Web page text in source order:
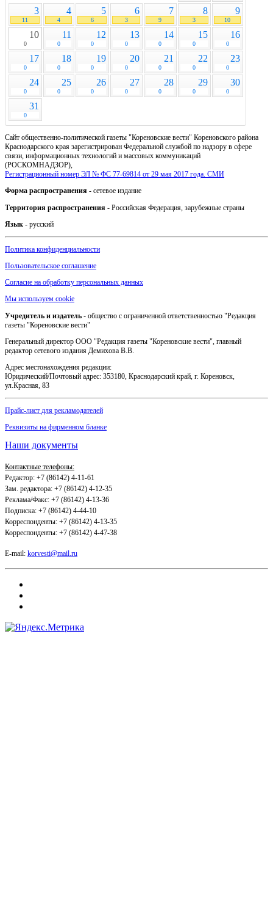
3
11
4
4
5
6
6
3
7
9
8
3
9
10
10
0
11
0
12
0
13
0
14
0
15
0
16
0
17
0
18
0
19
0
20
0
21
0
22
0
23
0
24
0
25
0
26
0
27
0
28
0
29
0
30
0
31
0
Сайт общественно-политической газеты "Кореновские вести" Кореновского района
Краснодарского края зарегистрирован Федеральной службой по надзору в сфере
связи, информационных технологий и массовых коммуникаций
(РОСКОМНАДЗОР),
Регистрационный номер ЭЛ № ФС 77-69814 от 29 мая 2017 года. СМИ
Форма распространения - сетевое издание
Территория распространения - Российская Федерация, зарубежные страны
Язык - русский
Политика конфиденциальности
Пользовательское соглашение
Согласие на обработку персональных данных
Мы используем cookie
Учредитель и издатель - общество с ограниченной ответственностью "Редакция
газеты "Кореновские вести"
Генеральный директор ООО "Редакция газеты "Кореновские вести", главный
редактор сетевого издания Демихова В.В.
Адрес местонахождения редакции:
Юридический/Почтовый адрес: 353180, Краснодарский край, г. Кореновск,
ул.Красная, 83
Прайс-лист для рекламодателей
Реквизиты на фирменном бланке
Наши документы
Контактные телефоны:
Редактор: +7 (86142) 4-11-61
Зам. редактора: +7 (86142) 4-12-35
Реклама/Факс: +7 (86142) 4-13-36
Подписка: +7 (86142) 4-44-10
Корреспонденты: +7 (86142) 4-13-35
Корреспонденты: +7 (86142) 4-47-38
E-mail: korvesti@mail.ru